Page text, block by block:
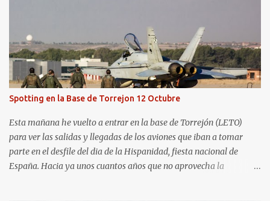
Aerospotters Principado a una genial sesión fotográfica en el
aeródromo de La Morgal (todavía no he tenido tiempo de
procesar esas imágenes). Al día siguiente, asistí al Festival Aéreo de
Gijón . He aquí algunas de las tomas que realicé este pasado
domingo.
Spotting en la Base de Torrejon 12 Octubre
Esta mañana he vuelto a entrar en la base de Torrejón (LETO)
para ver las salidas y llegadas de los aviones que iban a tomar
parte en el desfile del dia de la Hispanidad, fiesta nacional de
España. Hacia ya unos cuantos años que no aprovecha la